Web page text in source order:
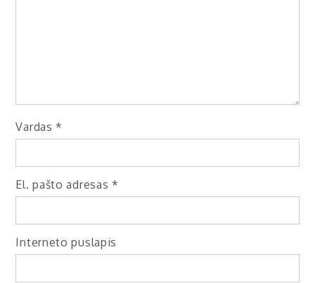
Vardas *
El. pašto adresas *
Interneto puslapis